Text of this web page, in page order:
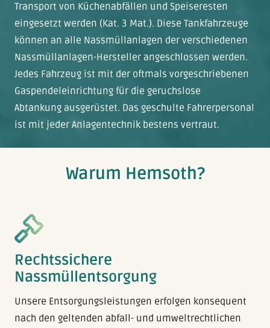
Transport von Küchenabfällen und Speiseresten
eingesetzt werden (Kat. 3 Mat.). Diese Tankfahrzeuge
können an alle Nassmüllanlagen der verschiedenen
Nassmüllanlagen-Hersteller angeschlossen werden.
Jedes Fahrzeug ist mit der oftmals vorgeschriebenen
Gaspendeleinrichtung für die geruchslose
Abtankung ausgerüstet. Das geschulte Fahrerpersonal
ist mit jeder Anlagentechnik bestens vertraut.
Warum Hemsoth?
Rechtssichere
Nassmüllentsorgung
Unsere Entsorgungsleistungen erfolgen konsequent
nach den geltenden abfall- und umweltrechtlichen